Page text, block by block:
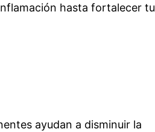
hasta fortalecer tu
ayudan a disminuir la